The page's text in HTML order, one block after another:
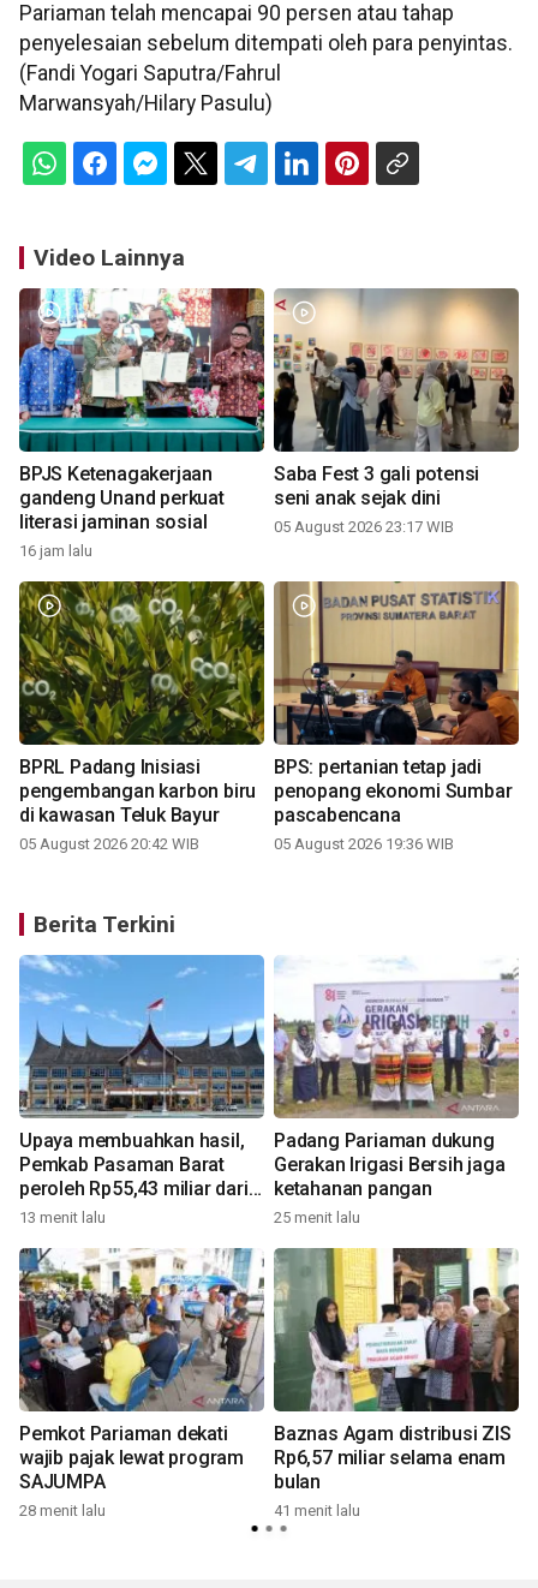
Pariaman telah mencapai 90 persen atau tahap
penyelesaian sebelum ditempati oleh para penyintas.
(Fandi Yogari Saputra/Fahrul
Marwansyah/Hilary Pasulu)
Video Lainnya
BPJS Ketenagakerjaan
gandeng Unand perkuat
literasi jaminan sosial
16 jam lalu
Saba Fest 3 gali potensi
seni anak sejak dini
05 August 2026 23:17 WIB
BPRL Padang Inisiasi
pengembangan karbon biru
di kawasan Teluk Bayur
05 August 2026 20:42 WIB
BPS: pertanian tetap jadi
penopang ekonomi Sumbar
pascabencana
05 August 2026 19:36 WIB
Berita Terkini
Upaya membuahkan hasil,
Pemkab Pasaman Barat
peroleh Rp55,43 miliar dari
pemerintah pusat untuk
13 menit lalu
Padang Pariaman dukung
Gerakan Irigasi Bersih jaga
ketahanan pangan
25 menit lalu
Pemkot Pariaman dekati
wajib pajak lewat program
SAJUMPA
28 menit lalu
Baznas Agam distribusi ZIS
Rp6,57 miliar selama enam
bulan
41 menit lalu